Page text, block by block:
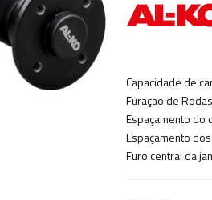
Capacidade de
Furaçao de
Espaçamento do
Espaçamento
Furo central da